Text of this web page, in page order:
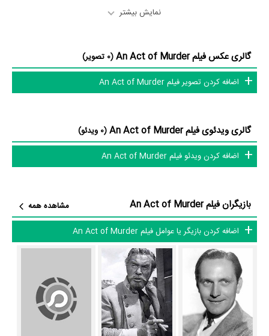
بی‌ارزش و بسیار بد ارزیابی می‌کنند.
بازیگران فیلم An Act of Murder چه کسانی هستند؟ در An Act of
Murder بازیگرانی چون
فردریک مارچدر نقش Judge Calvin Cooke،
Ridgesدر نقش Doctor Walter Morrison، جان مک اینتایردر نقش
Judge Ogden و
Frederic Tozere
اثر پربازیگر عنوان کرد. از این‌لحاظ کارگردانی فیلم An Act of Murder باتوجه
به بازی گرفتن از این تعداد بازیگر و مدیریت آنها کار بسیار دشواری بوده است؛
باید بررسی کرد آیا
Michael Gordonبه‌عنوان کارگردان و به‌عنوان بازیگردان و
باشند و بازی‌های درخشانی را نمایش دهند؟
از دیگر بازیگران فیلم An Act of Murder می‌توان به
Will Wrightدر نقش
Judge Jim Wilder،Virginia Brissac در نقش Mrs. Russell و
نمایش بیشتر
گالری عکس فیلم An Act of Murder
(0 تصویر)
اضافه کردن تصویر فیلم An Act of Murder
گالری ویدئوی فیلم An Act of Murder
(0 ویدئو)
اضافه کردن ویدئو فیلم An Act of Murder
بازیگران فیلم An Act of Murder
مشاهده همه
اضافه کردن بازیگر یا عوامل فیلم An Act of Murder